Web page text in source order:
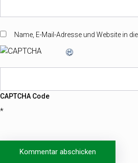
Name, E-Mail-Adresse und Website in
CAPTCHA Code
*